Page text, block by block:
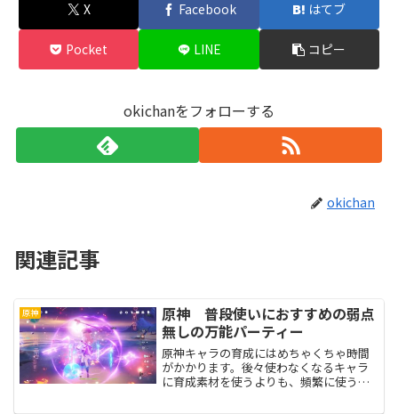
X Facebook はてブ
Pocket LINE コピー
okichanをフォローする
okichan
関連記事
原神
原神 普段使いにおすすめの弱点
無しの万能パーティー
原神キャラの育成にはめちゃくちゃ時間
がかかります。後々使わなくなるキャラ
に育成素材を使うよりも、頻繁に使うキ